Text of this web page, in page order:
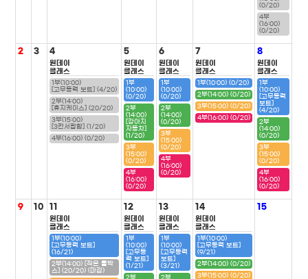
(0/20)
4부
(16:00)
(0/20)
2 3 4
원데이
클래스
1부(10:00)
[고무동력 보트] (4/20)
2부(14:00)
[휴지케이스] (20/20)
3부(15:00)
[3칸서랍함] (1/20)
4부(16:00) (0/20)
5
원데이
클래스
1부
(10:00)
(0/20)
2부
(14:00)
[강아지
자동차]
(1/20)
3부
(15:00)
(0/20)
4부
(16:00)
(0/20)
6
원데이
클래스
1부
(10:00)
(0/20)
2부
(14:00)
(0/20)
3부
(15:00)
(0/20)
4부
(16:00)
(0/20)
7
원데이
클래스
1부(10:00) (0/20)
2부(14:00) (0/20)
3부(15:00) (0/20)
4부(16:00) (0/20)
8
원데이
클래스
1부
(10:00)
[고무동력
보트]
(4/20)
2부
(14:00)
(0/20)
3부
(15:00)
(0/20)
4부
(16:00)
(0/20)
9 10 11
원데이
클래스
1부(10:00)
[고무동력 보트]
(16/21)
2부(14:00) [작은 툴박
스] (20/20) (마감)
12
원데이
클래스
1부
(10:00)
[고무동
력 보트]
(1/21)
2부
13
원데이
클래스
1부
(10:00)
[고무동력
보트]
(3/21)
2부
14
원데이
클래스
1부(10:00)
[고무동력 보트]
(9/21)
2부(14:00) (0/20)
3부(15:00) (0/20)
15